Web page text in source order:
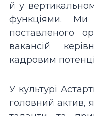
й у
функціями.
поставленого
вакансій
кадровим
У культурі
головний актив,